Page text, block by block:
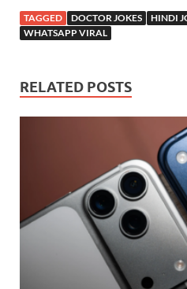
e
b
o
k
at
s
p
p
itt e
TAGGED DOCTOR JOKES HINDI
WHATSAPP VIRAL
RELATED POSTS